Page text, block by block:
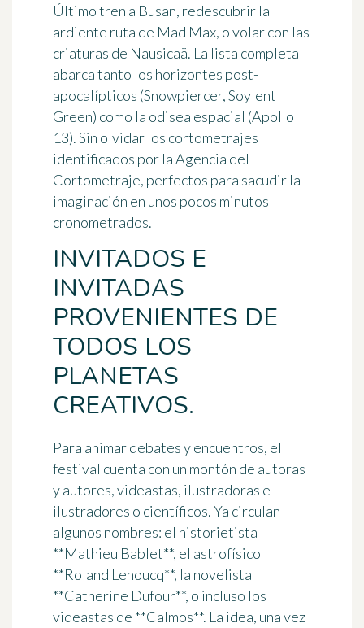
Último tren a Busan, redescubrir la
ardiente ruta de Mad Max, o volar con las
criaturas de Nausicaä. La lista completa
abarca tanto los horizontes post-
apocalípticos (Snowpiercer,Soylent
Green) como la odisea espacial (Apollo
13). Sin olvidar los cortometrajes
identificados por la Agencia del
Cortometraje, perfectos para sacudir la
imaginación en unos pocos minutos
cronometrados.
INVITADOS E
INVITADAS
PROVENIENTES DE
TODOS LOS
PLANETAS
CREATIVOS.
Para animar debates y encuentros, el
festival cuenta con un montón de autoras
y autores, videastas, ilustradoras e
ilustradores o científicos. Ya circulan
algunos nombres: el historietista
**Mathieu Bablet**, el astrofísico
**Roland Lehoucq**, la novelista
**Catherine Dufour**, o incluso los
videastas de **Calmos**. La idea, una vez